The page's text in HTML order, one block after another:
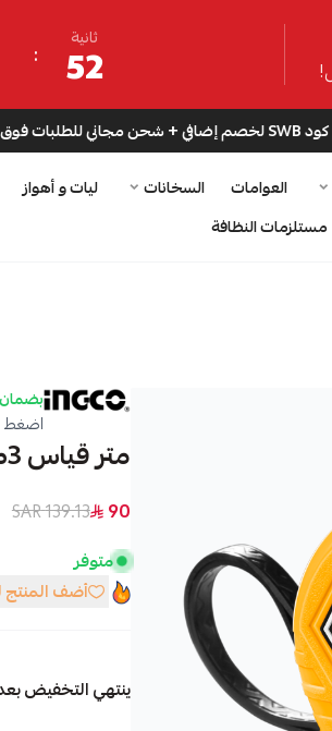
51
ثانية
العوامات السخانات ليات و أهواز
مستلزمات النظافة
اضغط
متر قياس 3م *16ملى
90
139.13 SAR
متوفر
أضف
ينتهي التخفيض